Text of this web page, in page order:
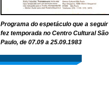
Programa do espetáculo que a seguir
fez temporada no Centro Cultural São
Paulo, de 07.09 a 25.09.1983